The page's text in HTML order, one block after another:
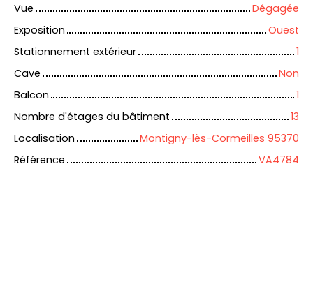
Vue
Dégagée
Exposition
Ouest
Stationnement extérieur
1
Cave
Non
Balcon
1
Nombre d'étages du bâtiment
13
Localisation
Montigny-lès-Cormeilles 95370
Référence
VA4784